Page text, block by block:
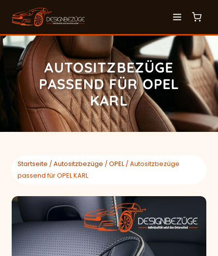
AUTOSITZBEZÜGE
PASSEND FÜR OPEL
KARL
Startseite /Autositzbezüge /OPEL/ Autositzbezüge
passend für OPEL KARL